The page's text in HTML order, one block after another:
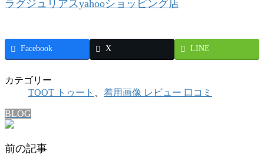
ラグジュリアスyahooショッピング店
Facebook X LINE
カテゴリー
TOOT トゥート
着用画像 レビュー 口コミ
BLOG
前の記事